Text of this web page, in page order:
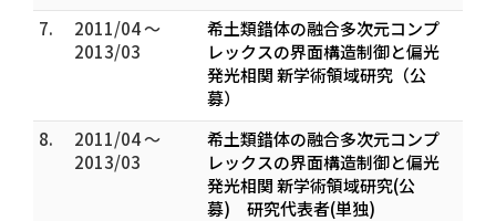
7.
2011/04 ～
2013/03
希土類錯体の融合多次元コンプ
レックスの界面構造制御と偏光
発光相関 新学術領域研究（公
募）
8.
2011/04 ～
2013/03
希土類錯体の融合多次元コンプ
レックスの界面構造制御と偏光
発光相関 新学術領域研究(公
募) 研究代表者(単独)